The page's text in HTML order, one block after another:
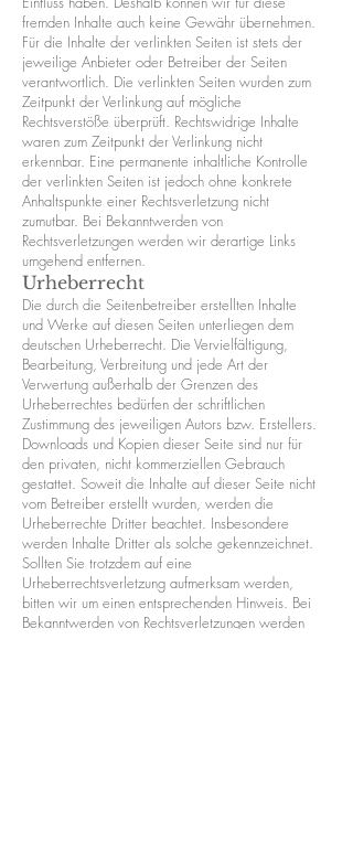
fremden Inhalte auch keine Gewähr übernehmen.
Für die Inhalte der verlinkten Seiten ist stets der
jeweilige Anbieter oder Betreiber der Seiten
verantwortlich. Die verlinkten Seiten wurden zum
Zeitpunkt der Verlinkung auf mögliche
Rechtsverstöße überprüft. Rechtswidrige Inhalte
waren zum Zeitpunkt der Verlinkung nicht
erkennbar. Eine permanente inhaltliche Kontrolle
der verlinkten Seiten ist jedoch ohne konkrete
Anhaltspunkte einer Rechtsverletzung nicht
zumutbar. Bei Bekanntwerden von
Rechtsverletzungen werden wir derartige Links
umgehend entfernen.
Urheberrecht
Die durch die Seitenbetreiber erstellten Inhalte
und Werke auf diesen Seiten unterliegen dem
deutschen Urheberrecht. Die Vervielfältigung,
Bearbeitung, Verbreitung und jede Art der
Verwertung außerhalb der Grenzen des
Urheberrechtes bedürfen der schriftlichen
Zustimmung des jeweiligen Autors bzw. Erstellers.
Downloads und Kopien dieser Seite sind nur für
den privaten, nicht kommerziellen Gebrauch
gestattet. Soweit die Inhalte auf dieser Seite nicht
vom Betreiber erstellt wurden, werden die
Urheberrechte Dritter beachtet. Insbesondere
werden Inhalte Dritter als solche gekennzeichnet.
Sollten Sie trotzdem auf eine
Urheberrechtsverletzung aufmerksam werden,
bitten wir um einen entsprechenden Hinweis. Bei
Bekanntwerden von Rechtsverletzungen werden